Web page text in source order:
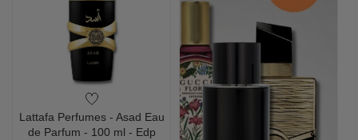
Lattafa Perfumes - Asad Eau
de Parfum - 100 ml - Edp